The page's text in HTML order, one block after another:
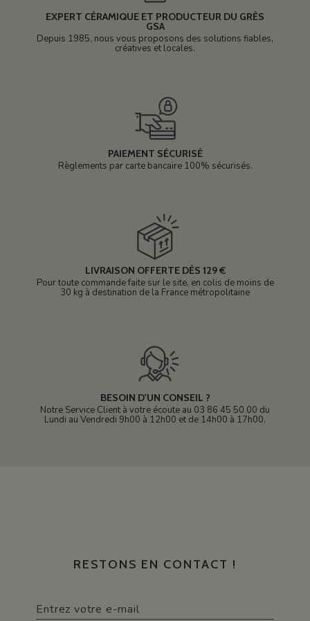
EXPERT CÉRAMIQUE ET PRODUCTEUR DU GRÈS
GSA
Depuis 1985, nous vous proposons des solutions fiables,
créatives et locales.
PAIEMENT SÉCURISÉ
Règlements par carte bancaire 100% sécurisés.
LIVRAISON OFFERTE DÈS 129 €
Pour toute commande faite sur le site, en colis de moins de
30 kg à destination de la France métropolitaine
BESOIN D'UN CONSEIL ?
Notre Service Client à votre écoute au 03 86 45 50 00 du
Lundi au Vendredi 9h00 à 12h00 et de 14h00 à 17h00.
RESTONS EN CONTACT !